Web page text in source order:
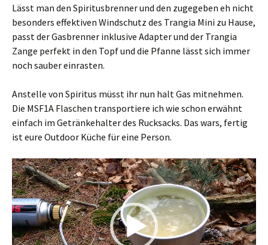
Lässt man den Spiritusbrenner und den zugegeben eh nicht
besonders effektiven Windschutz des Trangia Mini zu Hause,
passt der Gasbrenner inklusive Adapter und der Trangia
Zange perfekt in den Topf und die Pfanne lässt sich immer
noch sauber einrasten.
Anstelle von Spiritus müsst ihr nun halt Gas mitnehmen.
Die MSF1A Flaschen transportiere ich wie schon erwähnt
einfach im Getränkehalter des Rucksacks. Das wars, fertig
ist eure Outdoor Küche für eine Person.
Video-
Player